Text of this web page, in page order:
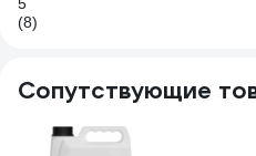
(8)
Сопутствующие